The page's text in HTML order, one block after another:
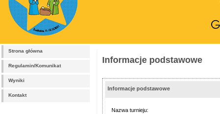
Strona główna
Regulamin/Komunikat
Wyniki
Kontakt
Informacje podstawowe
Informacje podstawowe
Nazwa turnieju: